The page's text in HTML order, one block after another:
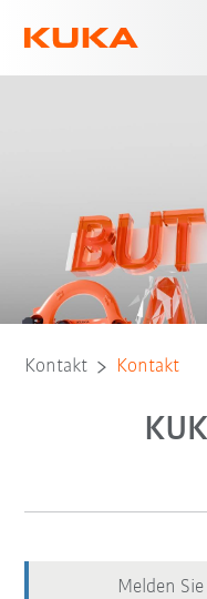
Kontakt Kontakt
Melden